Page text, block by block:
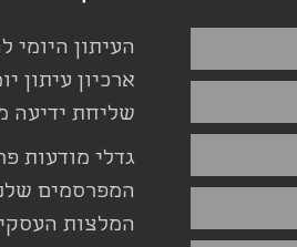
העיתון היומי
ארכיון עיתון
שליחת ידיעה
גדלי מודעות
המפרסמים
המלצות